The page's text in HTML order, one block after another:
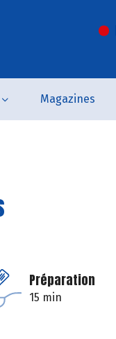
Magazines
Préparation
15 min